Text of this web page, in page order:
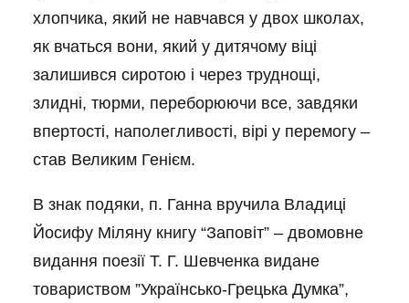
хлопчика, який не навчався у двох школах,
як вчаться вони, який у дитячому віці
залишився сиротою і через труднощі,
злидні, тюрми, переборюючи все, завдяки
впертості, наполегливості, вірі у перемогу –
став Великим Генієм.
В знак подяки, п. Ганна вручила Владиці
Йосифу Міляну книгу “Заповіт” – двомовне
видання поезії Т. Г. Шевченка видане
товариством ”Українсько-Грецька Думка”,